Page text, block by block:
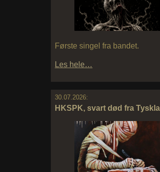
Første singel fra bandet.
Les hele…
30.07.2026:
HKSPK, svart død fra